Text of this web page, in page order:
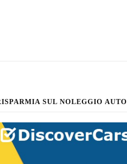
SUL NOLEGGIO AUTO